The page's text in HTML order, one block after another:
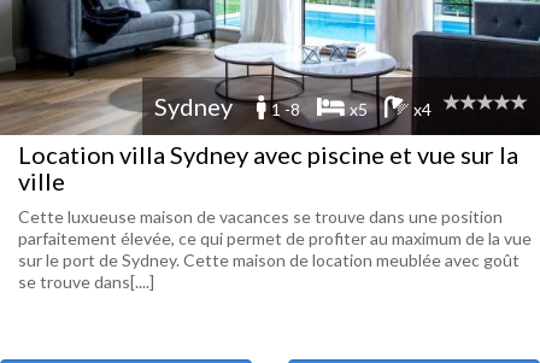
Sydney 1 -8 x5 x4
Location villa Sydney avec piscine et vue sur la
ville
Cette luxueuse maison de vacances se trouve dans une position
parfaitement élevée, ce qui permet de profiter au maximum de la vue
sur le port de Sydney. Cette maison de location meublée avec goût
se trouve dans[....]